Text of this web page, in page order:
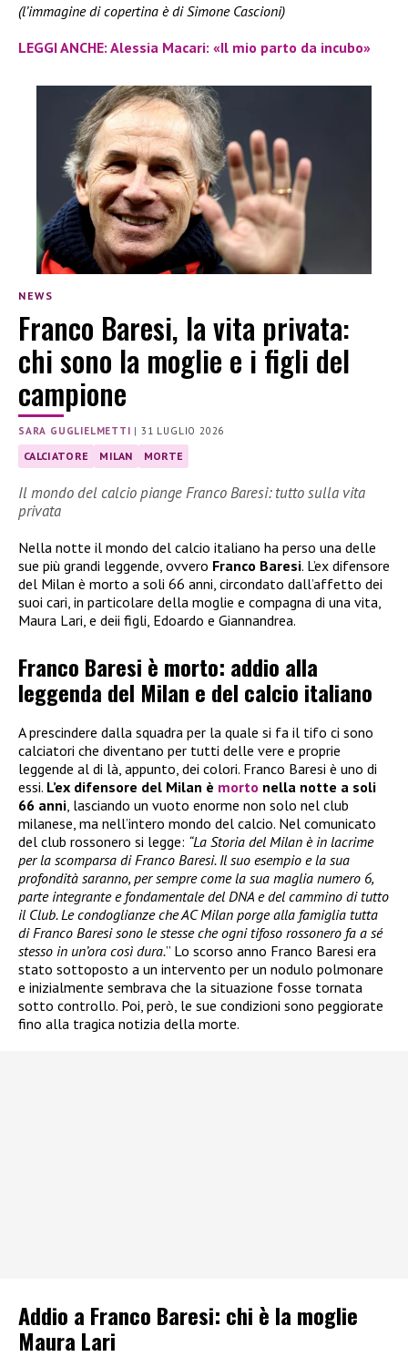
(l’immagine di copertina è di Simone Cascioni)
LEGGI ANCHE: Alessia Macari: «Il mio parto da incubo»
NEWS
Franco Baresi, la vita privata:
chi sono la moglie e i figli del
campione
SARA GUGLIELMETTI |31 LUGLIO 2026
CALCIATORE MILAN MORTE
Il mondo del calcio piange Franco Baresi: tutto sulla vita
privata
Nella notte il mondo del calcio italiano ha perso una delle
sue più grandi leggende, ovvero Franco Baresi. L’ex difensore
del Milan è morto a soli 66 anni, circondato dall’affetto dei
suoi cari, in particolare della moglie e compagna di una vita,
Maura Lari, e deii figli, Edoardo e Giannandrea.
Franco Baresi è morto: addio alla
leggenda del Milan e del calcio italiano
A prescindere dalla squadra per la quale si fa il tifo ci sono
calciatori che diventano per tutti delle vere e proprie
leggende al di là, appunto, dei colori. Franco Baresi è uno di
essi. L’ex difensore del Milan è morto nella notte a soli
66 anni , lasciando un vuoto enorme non solo nel club
milanese, ma nell’intero mondo del calcio. Nel comunicato
del club rossonero si legge: “La Storia del Milan è in lacrime
per la scomparsa di Franco Baresi. Il suo esempio e la sua
profondità saranno, per sempre come la sua maglia numero 6,
parte integrante e fondamentale del DNA e del cammino di tutto
il Club. Le condoglianze che AC Milan porge alla famiglia tutta
di Franco Baresi sono le stesse che ogni tifoso rossonero fa a sé
stesso in un’ora così dura.” Lo scorso anno Franco Baresi era
stato sottoposto a un intervento per un nodulo polmonare
e inizialmente sembrava che la situazione fosse tornata
sotto controllo. Poi, però, le sue condizioni sono peggiorate
fino alla tragica notizia della morte.
Addio a Franco Baresi: chi è la moglie
Maura Lari